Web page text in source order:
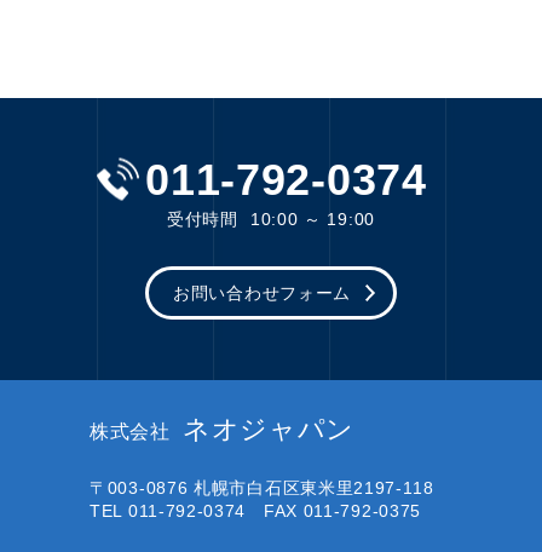
011-792-0374
受付時間 10:00 ～ 19:00
お問い合わせフォーム
株式会社 ネオジャパン
〒003-0876 札幌市白石区東米里2197-118
TEL 011-792-0374 FAX 011-792-0375